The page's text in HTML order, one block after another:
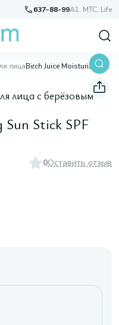
637-88-99A1, МТС, Life
лица Birch Juice Moisturizing Sun Stick SPF 50+ PA++++, 19 мл
лица с берёзовым
Stick SPF
0Оставить отзыв